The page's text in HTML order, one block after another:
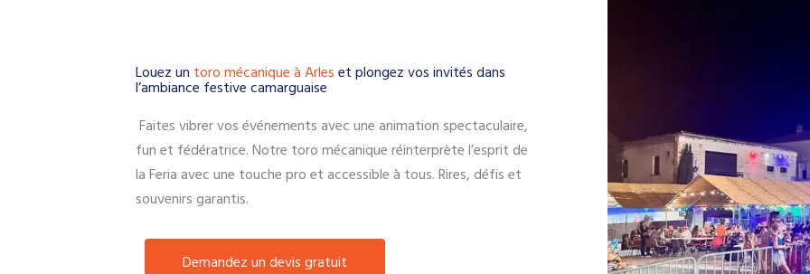
Louez un toro mécanique à Arles et plongez vos invités dans
l’ambiance festive camarguaise
Faites vibrer vos événements avec une animation spectaculaire,
fun et fédératrice. Notre toro mécanique réinterprète l’esprit de
la Feria avec une touche pro et accessible à tous. Rires, défis et
souvenirs garantis.
Demandez un devis gratuit